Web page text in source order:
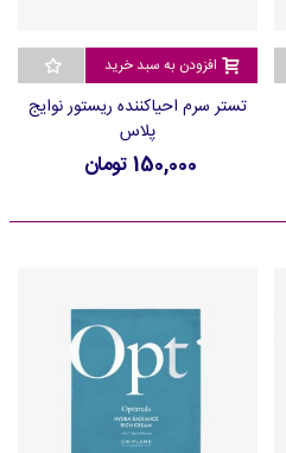
افزودن به سبد خرید
تستر سرم احیاکننده ریستور نوایج
پلاس
150,000 تومان